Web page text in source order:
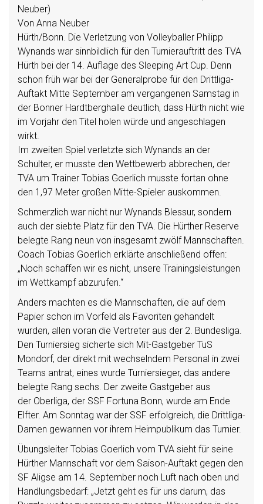
Neuber)
Von Anna Neuber
Hürth/Bonn. Die Verletzung von Volleyballer Philipp
Wynands war sinnbildlich für den Turnierauftritt des TVA
Hürth bei der 14. Auflage des Sleeping Art Cup. Denn
schon früh war bei der Generalprobe für den Drittliga-
Auftakt Mitte September am vergangenen Samstag in
der Bonner Hardtberghalle deutlich, dass Hürth nicht wie
im Vorjahr den Titel holen würde und angeschlagen
wirkt.
Im zweiten Spiel verletzte sich Wynands an der
Schulter, er musste den Wettbewerb abbrechen, der
TVA um Trainer Tobias Goerlich musste fortan ohne
den 1,97 Meter großen Mitte-Spieler auskommen.
Schmerzlich war nicht nur Wynands Blessur, sondern
auch der siebte Platz für den TVA. Die Hürther Reserve
belegte Rang neun von insgesamt zwölf Mannschaften.
Coach Tobias Goerlich erklärte anschließend offen:
„Noch schaffen wir es nicht, unsere Trainingsleistungen
im Wettkampf abzurufen.“
Anders machten es die Mannschaften, die auf dem
Papier schon im Vorfeld als Favoriten gehandelt
wurden, allen voran die Vertreter aus der 2. Bundesliga.
Den Turniersieg sicherte sich Mit-Gastgeber TuS
Mondorf, der direkt mit wechselndem Personal in zwei
Teams antrat, eines wurde Turniersieger, das andere
belegte Rang sechs. Der zweite Gastgeber aus
der Oberliga, der SSF Fortuna Bonn, wurde am Ende
Elfter. Am Sonntag war der SSF erfolgreich, die Drittliga-
Damen gewannen vor ihrem Heimpublikum das Turnier.
Übungsleiter Tobias Goerlich vom TVA sieht für seine
Hürther Mannschaft vor dem Saison-Auftakt gegen den
SF Aligse am 14. September noch Luft nach oben und
Handlungsbedarf: „Jetzt geht es für uns darum, das